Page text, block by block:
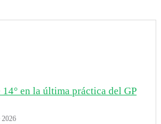
en la última práctica del GP
2026